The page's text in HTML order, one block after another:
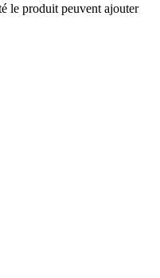
le produit peuvent ajouter